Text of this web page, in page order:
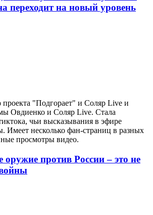
переходит на новый уровень
проекта "Подгорает" и Соляр Live и
Овдиенко и Соляр Live. Стала
чьи высказывания в эфире
Имеет несколько фан-страниц в разных
просмотры видео.
оружие против России – это не